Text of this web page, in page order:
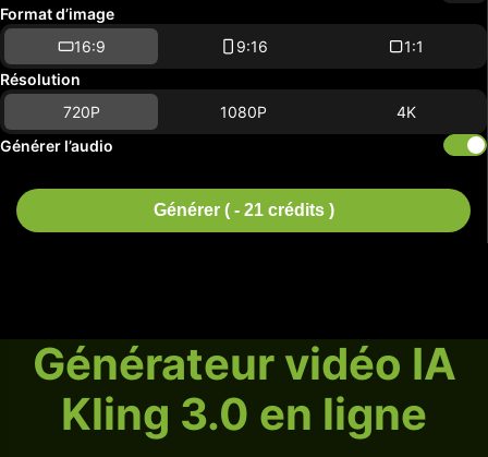
Format d’image
16:9
9:16
1:1
Résolution
720P
1080P
4K
Générer l’audio
Générer ( - 21 crédits )
Générateur vidéo IA
Kling 3.0 en ligne